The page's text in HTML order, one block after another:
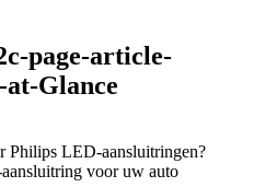
page-article-
Glance
Philips LED-aansluitringen?
voor uw auto